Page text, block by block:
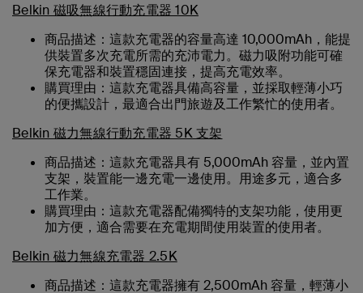
Belkin 磁吸無線行動充電器 10K
商品描述： 這款充電器的容量高達 10,000mAh，能提
供裝置多次充電所需的充沛電力。磁力吸附功能可確
保充電器和裝置穩固連接，提高充電效率。
購買理由： 這款充電器具備高容量，並採取輕薄小巧
的便攜設計，最適合出門旅遊及工作繁忙的使用者。
Belkin 磁力無線行動充電器 5K 支架
商品描述： 這款充電器具有 5,000mAh 容量，並內置
支架，裝置能一邊充電一邊使用。用途多元，適合多
工作業。
購買理由： 這款充電器配備獨特的支架功能，使用更
加方便，適合需要在充電期間使用裝置的使用者。
Belkin 磁力無線充電器 2.5K
商品描述： 這款充電器擁有 2,500mAh 容量，輕薄小